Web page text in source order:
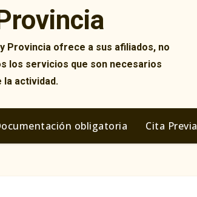
Provincia ofrece a sus afiliados, no
los servicios que son necesarios
la actividad.
obligatoria Cita Previa